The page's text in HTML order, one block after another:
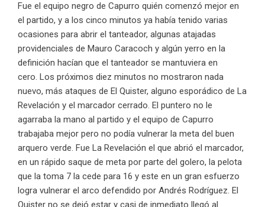
Fue el equipo negro de Capurro quién comenzó mejor en
el partido, y a los cinco minutos ya había tenido varias
ocasiones para abrir el tanteador, algunas atajadas
providenciales de Mauro Caracoch y algún yerro en la
definición hacían que el tanteador se mantuviera en
cero. Los próximos diez minutos no mostraron nada
nuevo, más ataques de El Quister, alguno esporádico de La
Revelación y el marcador cerrado. El puntero no le
agarraba la mano al partido y el equipo de Capurro
trabajaba mejor pero no podía vulnerar la meta del buen
arquero verde. Fue La Revelación el que abrió el marcador,
en un rápido saque de meta por parte del golero, la pelota
que la toma 7 la cede para 16 y este en un gran esfuerzo
logra vulnerar el arco defendido por Andrés Rodríguez. El
Quister no se dejó estar y casi de inmediato llegó al